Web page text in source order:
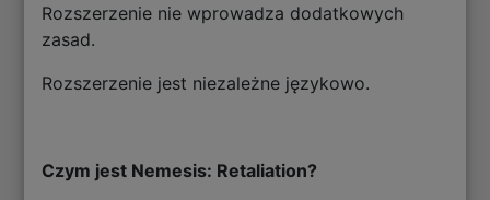
Rozszerzenie nie wprowadza dodatkowych
zasad.
Rozszerzenie jest niezależne językowo.
Czym jest Nemesis: Retaliation?